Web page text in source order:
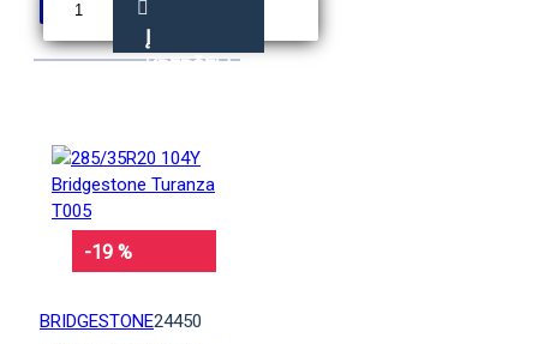
Į
KREPŠELĮ
-19 %
BRIDGESTONE24450